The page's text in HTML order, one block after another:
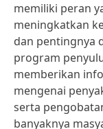
memiliki peran
meningkatkan
dan pentingnya
program
memberikan
mengenai
serta
banyaknya